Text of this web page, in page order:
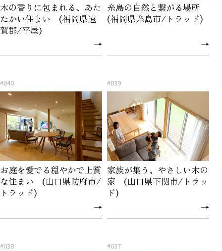
木の香りに包まれる、あた
たかい住まい (福岡県遠
賀郡/平屋)
→
糸島の自然と繋がる場所
(福岡県糸島市/トラッド)
→
#040
お庭を愛でる穏やかで上質
な住まい (山口県防府市/
トラッド)
→
#039
家族が集う、やさしい木の
家 (山口県下関市/トラッ
ド)
→
#038 #037